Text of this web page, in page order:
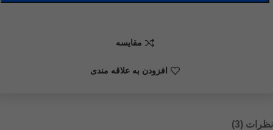
مقايسه
افزودن به علاقه مندی
نظرات (3)